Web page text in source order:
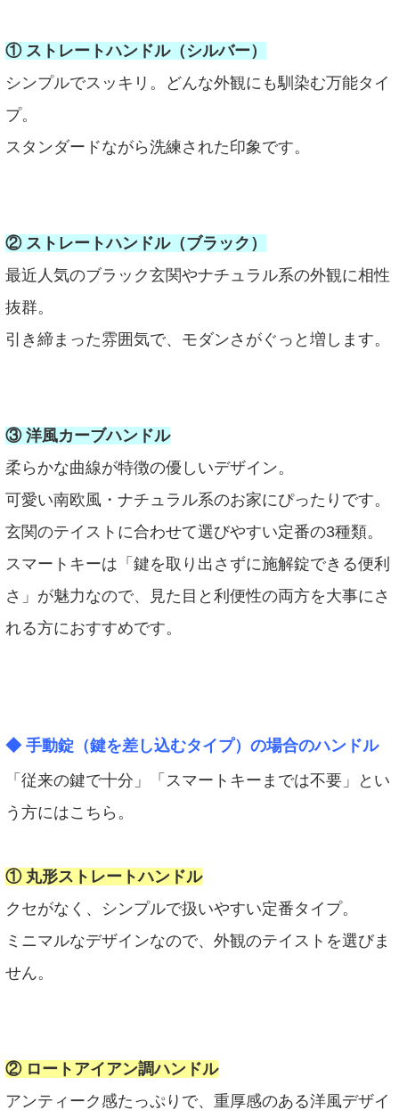
① ストレートハンドル（シルバー）
シンプルでスッキリ。どんな外観にも馴染む万能タイ
プ。
スタンダードながら洗練された印象です。
② ストレートハンドル（ブラック）
最近人気のブラック玄関やナチュラル系の外観に相性
抜群。
引き締まった雰囲気で、モダンさがぐっと増します。
③ 洋風カーブハンドル
柔らかな曲線が特徴の優しいデザイン。
可愛い南欧風・ナチュラル系のお家にぴったりです。
玄関のテイストに合わせて選びやすい定番の3種類。
スマートキーは「鍵を取り出さずに施解錠できる便利
さ」が魅力なので、見た目と利便性の両方を大事にさ
れる方におすすめです。
◆ 手動錠（鍵を差し込むタイプ）の場合のハンドル
「従来の鍵で十分」「スマートキーまでは不要」とい
う方にはこちら。
① 丸形ストレートハンドル
クセがなく、シンプルで扱いやすい定番タイプ。
ミニマルなデザインなので、外観のテイストを選びま
せん。
② ロートアイアン調ハンドル
アンティーク感たっぷりで、重厚感のある洋風デザイ